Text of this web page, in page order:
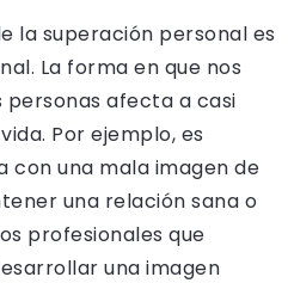
la superación personal es
La forma en que nos
afecta a casi
Por ejemplo, es
con una mala imagen de
una relación sana o
profesionales que
una imagen